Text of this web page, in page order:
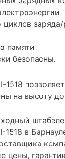
циклов
памяти
безопасны.
1518
на высоту до
1518 в
цены,